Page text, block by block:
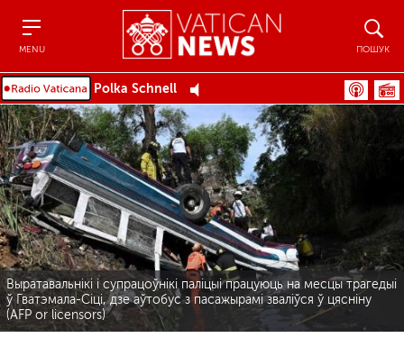
MENU ПОШУК
Polka Schnell
Выратавальнікі і супрацоўнікі паліцыі працуюць на месцы трагедыі
ў Гватэмала-Сіці, дзе аўтобус з пасажырамі зваліўся ў цясніну
(AFP or licensors)